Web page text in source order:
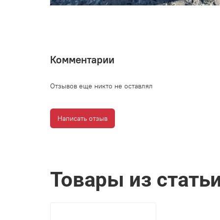
Комментарии
Отзывов еще никто не оставлял
Написать отзыв
Товары из